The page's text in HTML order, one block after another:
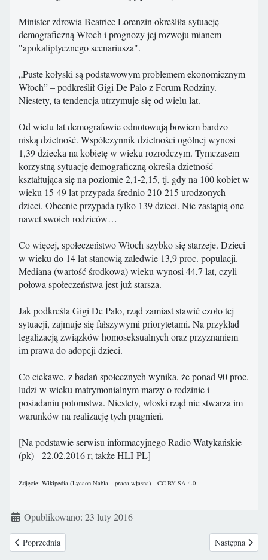
Minister zdrowia Beatrice Lorenzin określiła sytuację
demograficzną Włoch i prognozy jej rozwoju mianem
"apokaliptycznego scenariusza".
„Puste kołyski są podstawowym problemem ekonomicznym
Włoch” – podkreślił Gigi De Palo z Forum Rodziny.
Niestety, ta tendencja utrzymuje się od wielu lat.
Od wielu lat demografowie odnotowują bowiem bardzo
niską dzietność. Współczynnik dzietności ogólnej wynosi
1,39 dziecka na kobietę w wieku rozrodczym. Tymczasem
korzystną sytuację demograficzną określa dzietność
kształtująca się na poziomie 2,1-2,15, tj. gdy na 100 kobiet w
wieku 15-49 lat przypada średnio 210-215 urodzonych
dzieci. Obecnie przypada tylko 139 dzieci. Nie zastąpią one
nawet swoich rodziców…
Co więcej, społeczeństwo Włoch szybko się starzeje. Dzieci
w wieku do 14 lat stanowią zaledwie 13,9 proc. populacji.
Mediana (wartość środkowa) wieku wynosi 44,7 lat, czyli
połowa społeczeństwa jest już starsza.
Jak podkreśla Gigi De Palo, rząd zamiast stawić czoło tej
sytuacji, zajmuje się fałszywymi priorytetami. Na przykład
legalizacją związków homoseksualnych oraz przyznaniem
im prawa do adopcji dzieci.
Co ciekawe, z badań społecznych wynika, że ponad 90 proc.
ludzi w wieku matrymonialnym marzy o rodzinie i
posiadaniu potomstwa. Niestety, włoski rząd nie stwarza im
warunków na realizację tych pragnień.
[Na podstawie serwisu informacyjnego Radio Watykańskie
(pk) - 22.02.2016 r; także HLI-PL]
Zdjęcie: Wikipedia (Lycaon Nabla – praca własna) - CC BY-SA 4.0
Szczegóły
Opublikowano: 23 luty 2016
Poprzednia strona: Nie będzie homo-adopcji
Poprzednia Następna
Następna